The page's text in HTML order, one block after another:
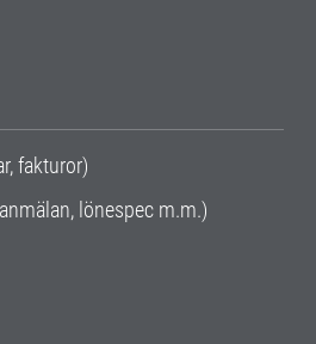
fakturor)
lönespec m.m.)